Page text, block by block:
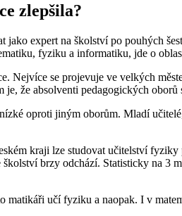
zlepšila?
jako expert na školství po pouhých
fyziku a informatiku, jde o
Nejvíce se projevuje ve velkých
že absolventi pedagogických
oproti jiným oborům. Mladí
kraji lze studovat učitelství
brzy odchází. Statisticky na
matikáři učí fyziku a naopak. I v